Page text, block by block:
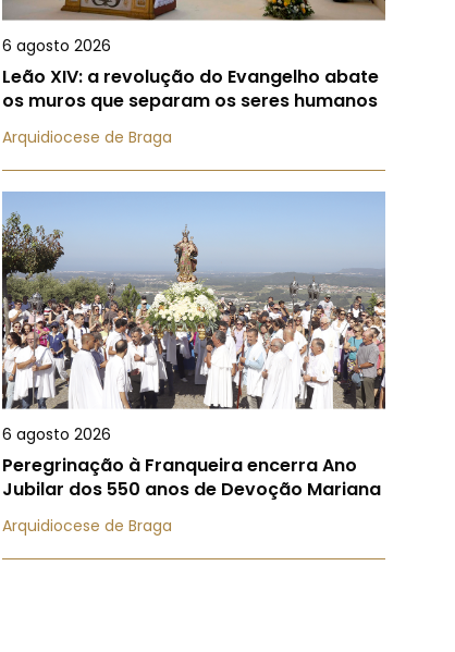
6 agosto 2026
Leão XIV: a revolução do Evangelho abate
os muros que separam os seres humanos
Arquidiocese de Braga
6 agosto 2026
Peregrinação à Franqueira encerra Ano
Jubilar dos 550 anos de Devoção Mariana
Arquidiocese de Braga